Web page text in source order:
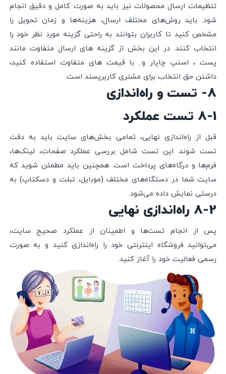
تنظیمات ارسال محصولات نیز باید به صورت کامل و دقیق انجام
شود. باید روش‌های مختلف ارسال، هزینه‌ها و زمان تحویل را
مشخص کنید تا کاربران بتوانند به راحتی گزینه مورد نظر خود را
انتخاب کنند. در این بخش از گزینه های ارسال متفاوت مانند
پست ، اسنپ چاپار و.. با قیمت های متفاوت استفاده کنید،
داشتن حق انتخاب برای مشتری کاربرپسند است.
8- تست و راه‌اندازی
8-1 تست عملکرد
قبل از راه‌اندازی نهایی، تمامی بخش‌های سایت باید به دقت
تست شوند. این تست شامل بررسی عملکرد صفحات، لینک‌ها،
فرم‌ها و درگاه‌های پرداخت است. همچنین باید مطمئن شوید که
سایت شما در دستگاه‌های مختلف (موبایل، تبلت و دسکتاپ) به
درستی نمایش داده می‌شود.
8-2 راه‌اندازی نهایی
پس از انجام تست‌ها و اطمینان از عملکرد صحیح سایت،
می‌توانید فروشگاه اینترنتی خود را راه‌اندازی کنید و به صورت
رسمی فعالیت خود را آغاز کنید.